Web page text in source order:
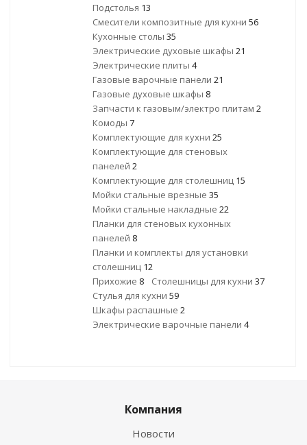
Подстолья 13
Смесители композитные для кухни 56
Кухонные столы 35
Электрические духовые шкафы 21
Электрические плиты 4
Газовые варочные панели 21
Газовые духовые шкафы 8
Запчасти к газовым/электро плитам 2
Комоды 7
Комплектующие для кухни 25
Комплектующие для стеновых
панелей 2
Комплектующие для столешниц 15
Мойки стальные врезные 35
Мойки стальные накладные 22
Планки для стеновых кухонных
панелей 8
Планки и комплекты для установки
столешниц 12
Прихожие 8 Столешницы для кухни 37
Стулья для кухни 59
Шкафы распашные 2
Электрические варочные панели 4
Компания
Новости